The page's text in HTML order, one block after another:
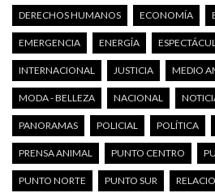
DERECHOS HUMANOS ECONOMÍA
EMERGENCIA ENERGÍA
INTERNACIONAL JUSTICIA MEDIO
MODA - BELLEZA NACIONAL
PANORAMAS POLICIAL POLÍTICA
PRENSA ANIMAL PUNTO CENTRO
PUNTO NORTE PUNTO SUR